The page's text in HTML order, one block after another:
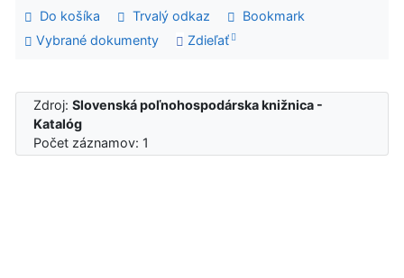
Do košíka Trvalý odkaz
Bookmark
Vybrané dokumenty
Zdieľať
Zdroj:Slovenská poľnohospodárska knižnica -
Katalóg
Počet záznamov: 1